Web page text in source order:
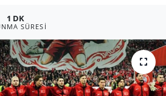
1 DK
SÜRESI